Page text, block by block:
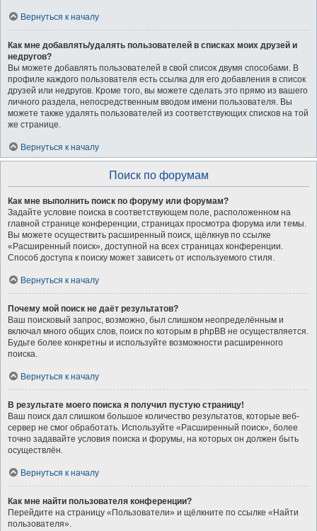
Вернуться к началу
Как мне добавлять/удалять пользователей в списках моих друзей и
недругов?
Вы можете добавлять пользователей в свой список двумя способами. В
профиле каждого пользователя есть ссылка для его добавления в список
друзей или недругов. Кроме того, вы можете сделать это прямо из вашего
личного раздела, непосредственным вводом имени пользователя. Вы
можете также удалять пользователей из соответствующих списков на той
же странице.
Вернуться к началу
Поиск по форумам
Как мне выполнить поиск по форуму или форумам?
Задайте условие поиска в соответствующем поле, расположенном на
главной странице конференции, страницах просмотра форума или темы.
Вы можете осуществить расширенный поиск, щёлкнув по ссылке
«Расширенный поиск», доступной на всех страницах конференции.
Способ доступа к поиску может зависеть от используемого стиля.
Вернуться к началу
Почему мой поиск не даёт результатов?
Ваш поисковый запрос, возможно, был слишком неопределённым и
включал много общих слов, поиск по которым в phpBB не осуществляется.
Будьте более конкретны и используйте возможности расширенного
поиска.
Вернуться к началу
В результате моего поиска я получил пустую страницу!
Ваш поиск дал слишком большое количество результатов, которые веб-
сервер не смог обработать. Используйте «Расширенный поиск», более
точно задавайте условия поиска и форумы, на которых он должен быть
осуществлён.
Вернуться к началу
Как мне найти пользователя конференции?
Перейдите на страницу «Пользователи» и щёлкните по ссылке «Найти
пользователя».